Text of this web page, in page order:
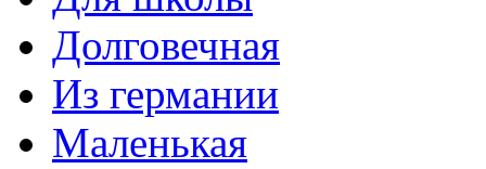
Долговечная
Из германии
Маленькая